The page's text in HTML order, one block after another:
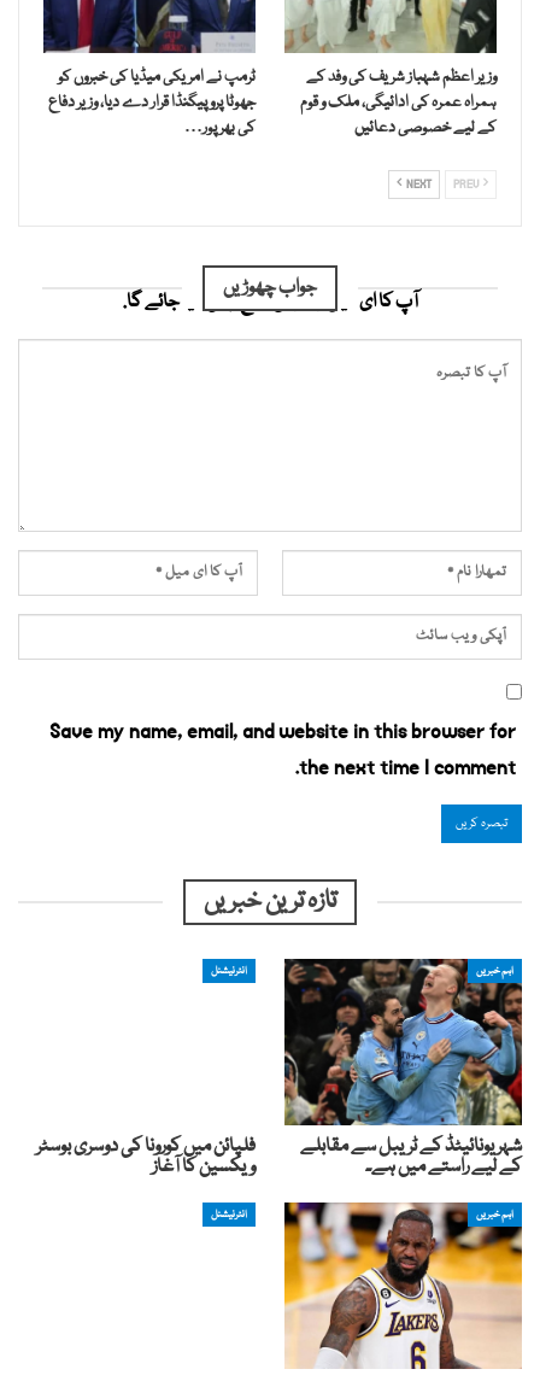
وزیر اعظم شہباز شریف کی وفد کے
ہمراہ عمرہ کی ادائیگی، ملک و قوم
کے لیے خصوصی دعائیں
ٹرمپ نے امریکی میڈیا کی خبروں کو
جھوٹا پروپیگنڈا قرار دے دیا، وزیر دفاع
کی بھرپور…
NEXT
جواب چھوڑیں
آپ کا ای میل ایڈریس شائع نہیں کیا جائے گا.
Save my name, email, and website in this browser for
the next time I comment.
تازہ ترین خبریں
اہم خبریں
شہر یونائیٹڈ کے ٹریبل سے مقابلے
کے لیے راستے میں ہے۔
انٹرنیشنل
فلپائن میں کورونا کی دوسری بوسٹر
ویکسین کا آغاز
اہم خبریں انٹرنیشنل